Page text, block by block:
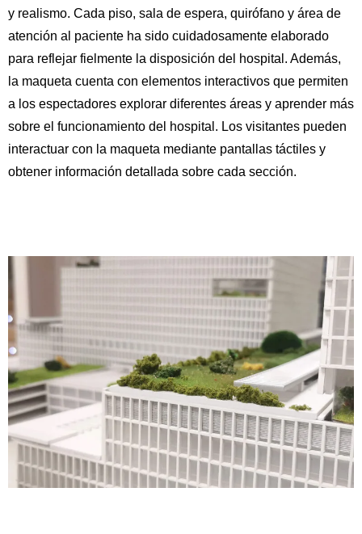
y realismo. Cada piso, sala de espera, quirófano y área de
atención al paciente ha sido cuidadosamente elaborado
para reflejar fielmente la disposición del hospital. Además,
la maqueta cuenta con elementos interactivos que permiten
a los espectadores explorar diferentes áreas y aprender más
sobre el funcionamiento del hospital. Los visitantes pueden
interactuar con la maqueta mediante pantallas táctiles y
obtener información detallada sobre cada sección.